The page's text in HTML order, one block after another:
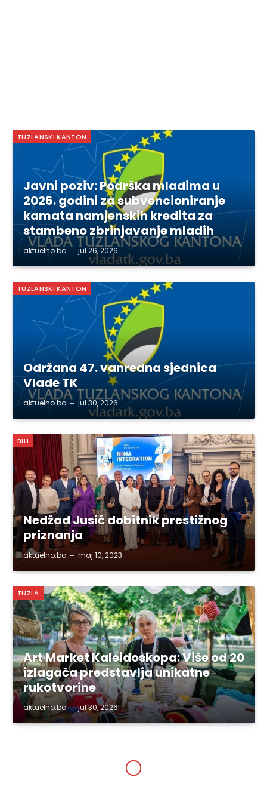
TUZLANSKI KANTON
Javni poziv: Podrška mladima u
2026. godini za subvencioniranje
kamata namjenskih kredita za
stambeno zbrinjavanje mladih
aktuelno.ba jul 26, 2026
TUZLANSKI KANTON
Održana 47. vanredna sjednica
Vlade TK
aktuelno.ba jul 30, 2026
BIH
Nedžad Jusić dobitnik prestižnog
priznanja
aktuelno.ba maj 10, 2023
TUZLA
Art Market Kaleidoskopa: Više od 20
izlagača predstavlja unikatne
rukotvorine
aktuelno.ba jul 30, 2026